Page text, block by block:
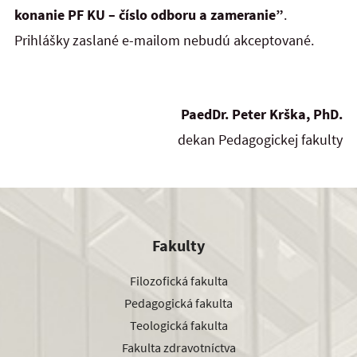
konanie PF KU – číslo odboru a zameranie”.
Prihlášky zaslané e-mailom nebudú akceptované.
PaedDr. Peter Krška, PhD.
dekan Pedagogickej fakulty
Fakulty
Filozofická fakulta
Pedagogická fakulta
Teologická fakulta
Fakulta zdravotníctva